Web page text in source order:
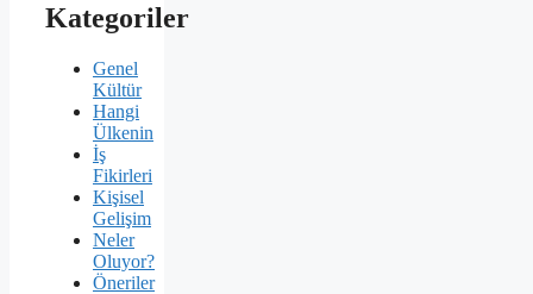
Kategoriler
Genel
Kültür
Hangi
Ülkenin
İş
Fikirleri
Kişisel
Gelişim
Neler
Oluyor?
Öneriler